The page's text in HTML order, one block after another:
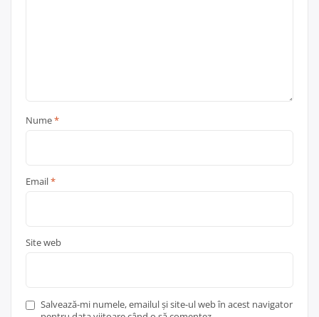
Nume*
Email*
Site web
Salvează-mi numele, emailul și site-ul web în acest navigator